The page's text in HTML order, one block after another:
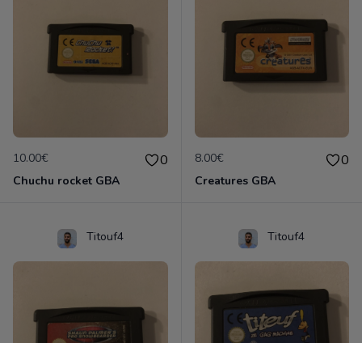
10.00€ 0
Chuchu rocket GBA
8.00€ 0
Creatures GBA
Titouf4 Titouf4